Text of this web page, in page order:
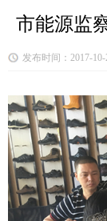
市能源监
发布时间：2017-10-